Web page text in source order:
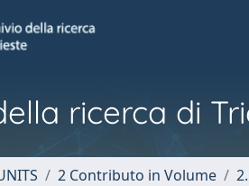
ricerca di
2 Contributo in Volume